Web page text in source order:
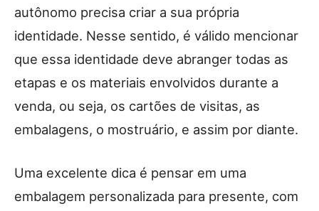
autônomo precisa criar a sua própria
identidade. Nesse sentido, é válido mencionar
que essa identidade deve abranger todas as
etapas e os materiais envolvidos durante a
venda, ou seja, os cartões de visitas, as
embalagens, o mostruário, e assim por diante.
Uma excelente dica é pensar em uma
embalagem personalizada para presente, com